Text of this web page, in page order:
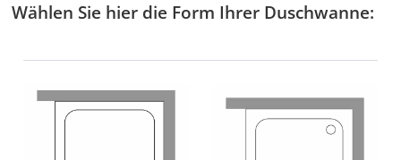
Wählen Sie hier die Form Ihrer Duschwanne: